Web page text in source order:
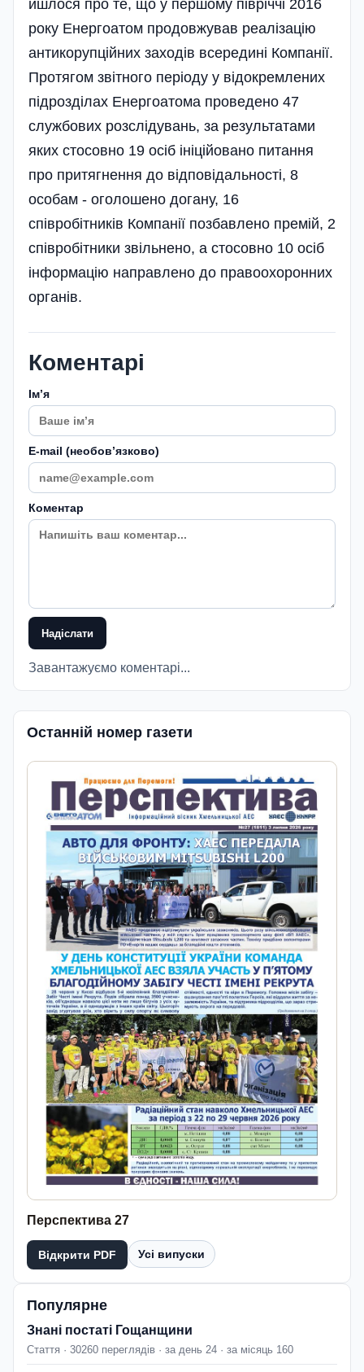
йшлося про те, що у першому півріччі 2016
року Енергоатом продовжував реалізацію
антикорупційних заходів всередині Компанії.
Протягом звітного періоду у відокремлених
підрозділах Енергоатома проведено 47
службових розслідувань, за результатами
яких стосовно 19 осіб ініційовано питання
про притягнення до відповідальності, 8
особам - оголошено догану, 16
співробітників Компанії позбавлено премій, 2
співробітники звільнено, а стосовно 10 осіб
інформацію направлено до правоохоронних
органів.
Коментарі
Імʼя
E-mail (необовʼязково)
Коментар
Надіслати
Завантажуємо коментарі...
Останній номер газети
Перспектива 27
Відкрити PDF Усі випуски
Популярне
Знані постаті Гощанщини
Стаття · 30260 переглядів · за день 24 · за місяць 160